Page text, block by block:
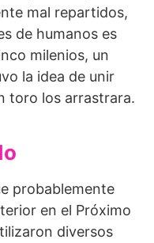
mal repartidos,
de humanos es
milenios, un
la idea de unir
toro los arrastrara.
probablemente
en el Próximo
diversos